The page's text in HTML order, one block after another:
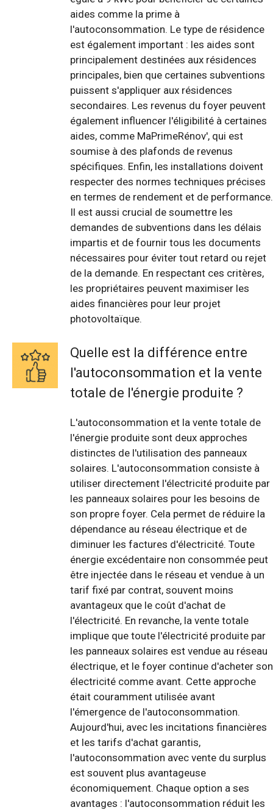
aides comme la prime à
l'autoconsommation. Le type de résidence
est également important : les aides sont
principalement destinées aux résidences
principales, bien que certaines subventions
puissent s'appliquer aux résidences
secondaires. Les revenus du foyer peuvent
également influencer l'éligibilité à certaines
aides, comme MaPrimeRénov', qui est
soumise à des plafonds de revenus
spécifiques. Enfin, les installations doivent
respecter des normes techniques précises
en termes de rendement et de performance.
Il est aussi crucial de soumettre les
demandes de subventions dans les délais
impartis et de fournir tous les documents
nécessaires pour éviter tout retard ou rejet
de la demande. En respectant ces critères,
les propriétaires peuvent maximiser les
aides financières pour leur projet
photovoltaïque.
Quelle est la différence entre
l'autoconsommation et la vente
totale de l'énergie produite ?
L'autoconsommation et la vente totale de
l'énergie produite sont deux approches
distinctes de l'utilisation des panneaux
solaires. L'autoconsommation consiste à
utiliser directement l'électricité produite par
les panneaux solaires pour les besoins de
son propre foyer. Cela permet de réduire la
dépendance au réseau électrique et de
diminuer les factures d'électricité. Toute
énergie excédentaire non consommée peut
être injectée dans le réseau et vendue à un
tarif fixé par contrat, souvent moins
avantageux que le coût d'achat de
l'électricité. En revanche, la vente totale
implique que toute l'électricité produite par
les panneaux solaires est vendue au réseau
électrique, et le foyer continue d'acheter son
électricité comme avant. Cette approche
était couramment utilisée avant
l'émergence de l'autoconsommation.
Aujourd'hui, avec les incitations financières
et les tarifs d'achat garantis,
l'autoconsommation avec vente du surplus
est souvent plus avantageuse
économiquement. Chaque option a ses
avantages : l'autoconsommation réduit les